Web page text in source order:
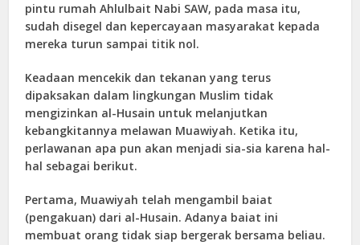
pintu rumah Ahlulbait Nabi SAW, pada masa itu,
sudah disegel dan kepercayaan masyarakat kepada
mereka turun sampai titik nol.
Keadaan mencekik dan tekanan yang terus
dipaksakan dalam lingkungan Muslim tidak
mengizinkan al-Husain untuk melanjutkan
kebangkitannya melawan Muawiyah. Ketika itu,
perlawanan apa pun akan menjadi sia-sia karena hal-
hal sebagai berikut.
Pertama, Muawiyah telah mengambil baiat
(pengakuan) dari al-Husain. Adanya baiat ini
membuat orang tidak siap bergerak bersama beliau.